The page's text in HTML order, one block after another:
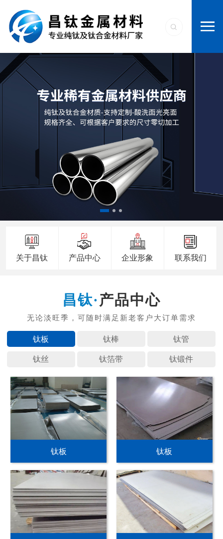
关于昌钛 产品中心 企业形象 联系我们
产品中心
钛板 钛棒 钛管
钛丝 钛箔带 钛锻件
钛板 钛板